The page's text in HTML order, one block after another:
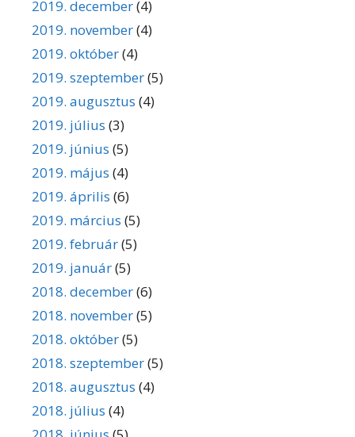
2019. december(4)
2019. november(4)
2019. október(4)
2019. szeptember(5)
2019. augusztus (4)
2019. július (3)
2019. június (5)
2019. május (4)
2019. április (6)
2019. március (5)
2019. február(5)
2019. január(5)
2018. december(6)
2018. november(5)
2018. október(5)
2018. szeptember(5)
2018. augusztus (4)
2018. július (4)